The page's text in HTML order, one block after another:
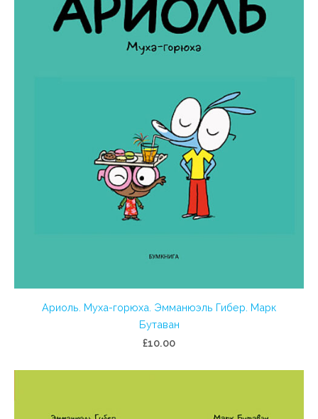
Ариоль. Муха-горюха. Эмманюэль Гибер. Марк
Бутаван
£10.00